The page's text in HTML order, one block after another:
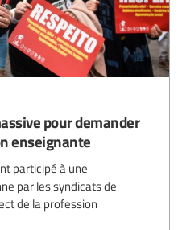
pour demander
enseignante
participé à une
par les syndicats de
de la profession